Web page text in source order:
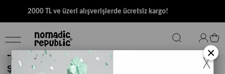
2000 TL ve üzeri alışverişlerde ücretsiz kargo!
AKBANK HESAP BİLGİLERİMİZ
Banka Adı AKBANK
Şube Adı
MARMARİS ŞUBESİ
×